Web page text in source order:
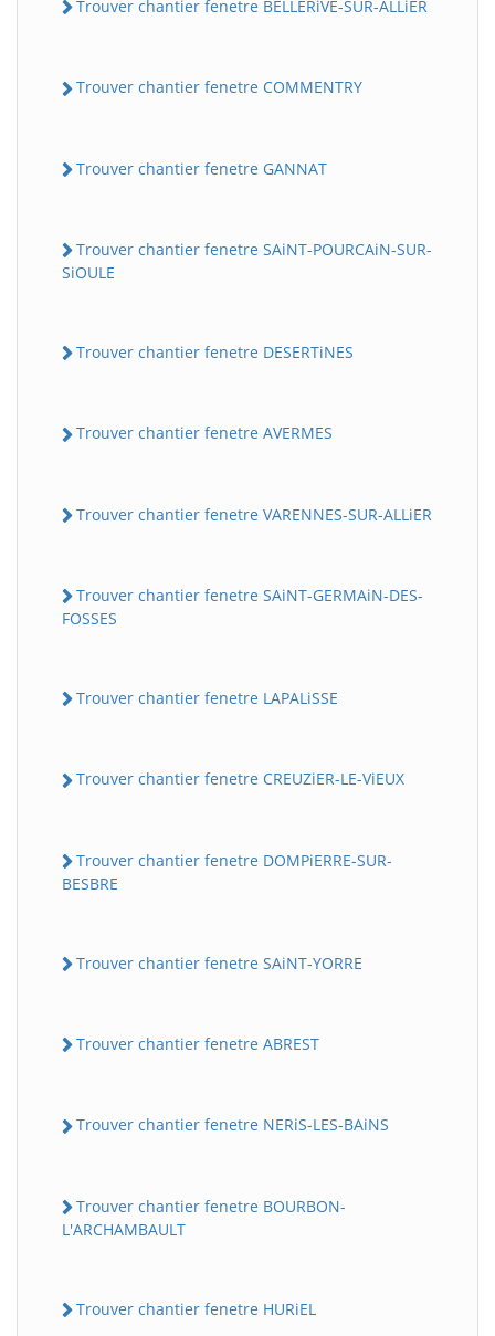
Trouver chantier fenetre BELLERiVE-SUR-ALLiER
Trouver chantier fenetre COMMENTRY
Trouver chantier fenetre GANNAT
Trouver chantier fenetre SAiNT-POURCAiN-SUR-
SiOULE
Trouver chantier fenetre DESERTiNES
Trouver chantier fenetre AVERMES
Trouver chantier fenetre VARENNES-SUR-ALLiER
Trouver chantier fenetre SAiNT-GERMAiN-DES-
FOSSES
Trouver chantier fenetre LAPALiSSE
Trouver chantier fenetre CREUZiER-LE-ViEUX
Trouver chantier fenetre DOMPiERRE-SUR-
BESBRE
Trouver chantier fenetre SAiNT-YORRE
Trouver chantier fenetre ABREST
Trouver chantier fenetre NERiS-LES-BAiNS
Trouver chantier fenetre BOURBON-
L'ARCHAMBAULT
Trouver chantier fenetre HURiEL